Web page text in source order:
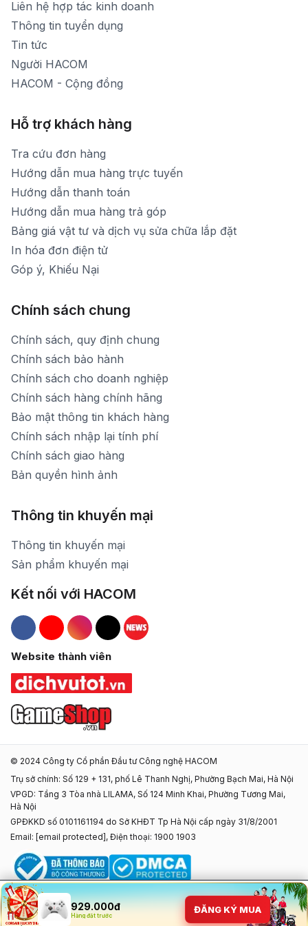
929.000đ
Hàng đặt trước
ĐĂNG KÝ MUA
Thời gian mở cửa: Từ 8h30-20h hàng ngày
Liên hệ hợp tác kinh doanh
Thông tin tuyển dụng
Tin tức
Người HACOM
HACOM - Cộng đồng
Hỗ trợ khách hàng
Tra cứu đơn hàng
Hướng dẫn mua hàng trực tuyến
Hướng dẫn thanh toán
Hướng dẫn mua hàng trả góp
Bảng giá vật tư và dịch vụ sửa chữa lắp đặt
In hóa đơn điện tử
Góp ý, Khiếu Nại
Chính sách chung
Chính sách, quy định chung
Chính sách bảo hành
Chính sách cho doanh nghiệp
Chính sách hàng chính hãng
Bảo mật thông tin khách hàng
Chính sách nhập lại tính phí
Chính sách giao hàng
Bản quyền hình ảnh
Thông tin khuyến mại
Thông tin khuyến mại
Sản phẩm khuyến mại
Kết nối với HACOM
Hacom Facebook
Hacom YouTube
Hacom Instagram
Hacom TikTok
Website thành viên
© 2024 Công ty Cổ phần Đầu tư Công nghệ HACOM
Trụ sở chính: Số 129 + 131, phố Lê Thanh Nghị, Phường Bạch Mai, Hà Nội
VPGD: Tầng 3 Tòa nhà LILAMA, Số 124 Minh Khai, Phường Tương Mai,
Hà Nội
GPĐKKD số 0101161194 do Sở KHĐT Tp Hà Nội cấp ngày 31/8/2001
Email: [email protected] , Điện thoại: 1900 1903